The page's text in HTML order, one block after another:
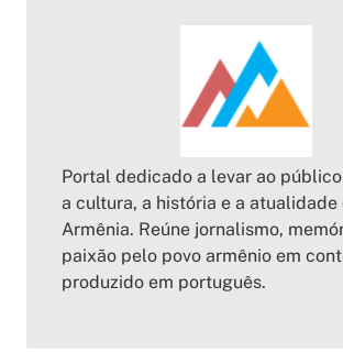
Portal dedicado a levar ao
a cultura, a história e a atualidade
Armênia. Reúne jornalismo,
paixão pelo povo armênio em
produzido em português.